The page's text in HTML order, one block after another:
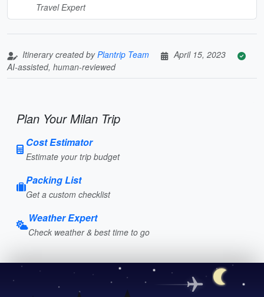
Travel Expert
Itinerary created byPlantrip Team
April 15, 2023
AI-assisted, human-reviewed
Plan Your Milan Trip
Cost Estimator
Estimate your trip budget
Packing List
Get a custom checklist
Weather Expert
Check weather & best time to go